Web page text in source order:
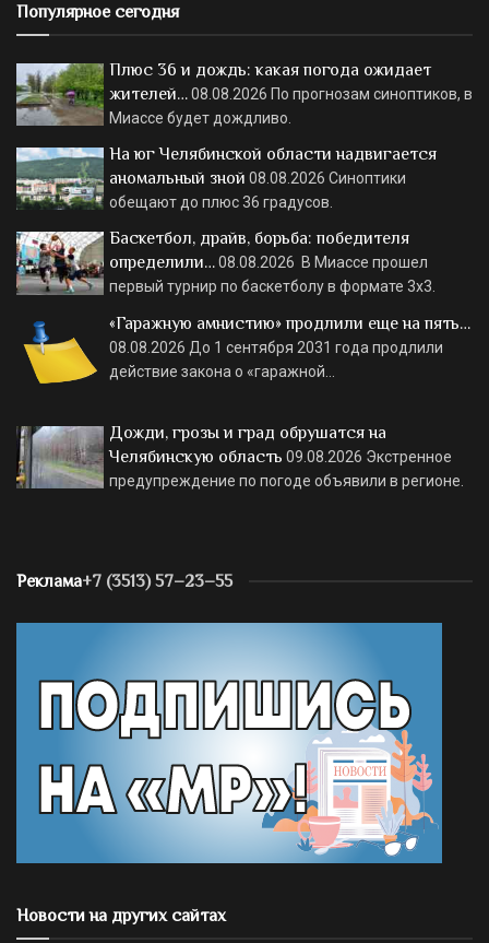
Популярное сегодня
Плюс 36 и дождь: какая погода ожидает
жителей…08.08.2026 По прогнозам синоптиков, в
Миассе будет дождливо.
На юг Челябинской области надвигается
аномальный зной 08.08.2026 Синоптики
обещают до плюс 36 градусов.
Баскетбол, драйв, борьба: победителя
определили…08.08.2026 В Миассе прошел
первый турнир по баскетболу в формате 3х3.
«Гаражную амнистию» продлили еще на пять…
08.08.2026 До 1 сентября 2031 года продлили
действие закона о «гаражной…
Дожди, грозы и град обрушатся на
Челябинскую область 09.08.2026 Экстренное
предупреждение по погоде объявили в регионе.
Реклама+7 (3513) 57–23–55
Новости на других сайтах